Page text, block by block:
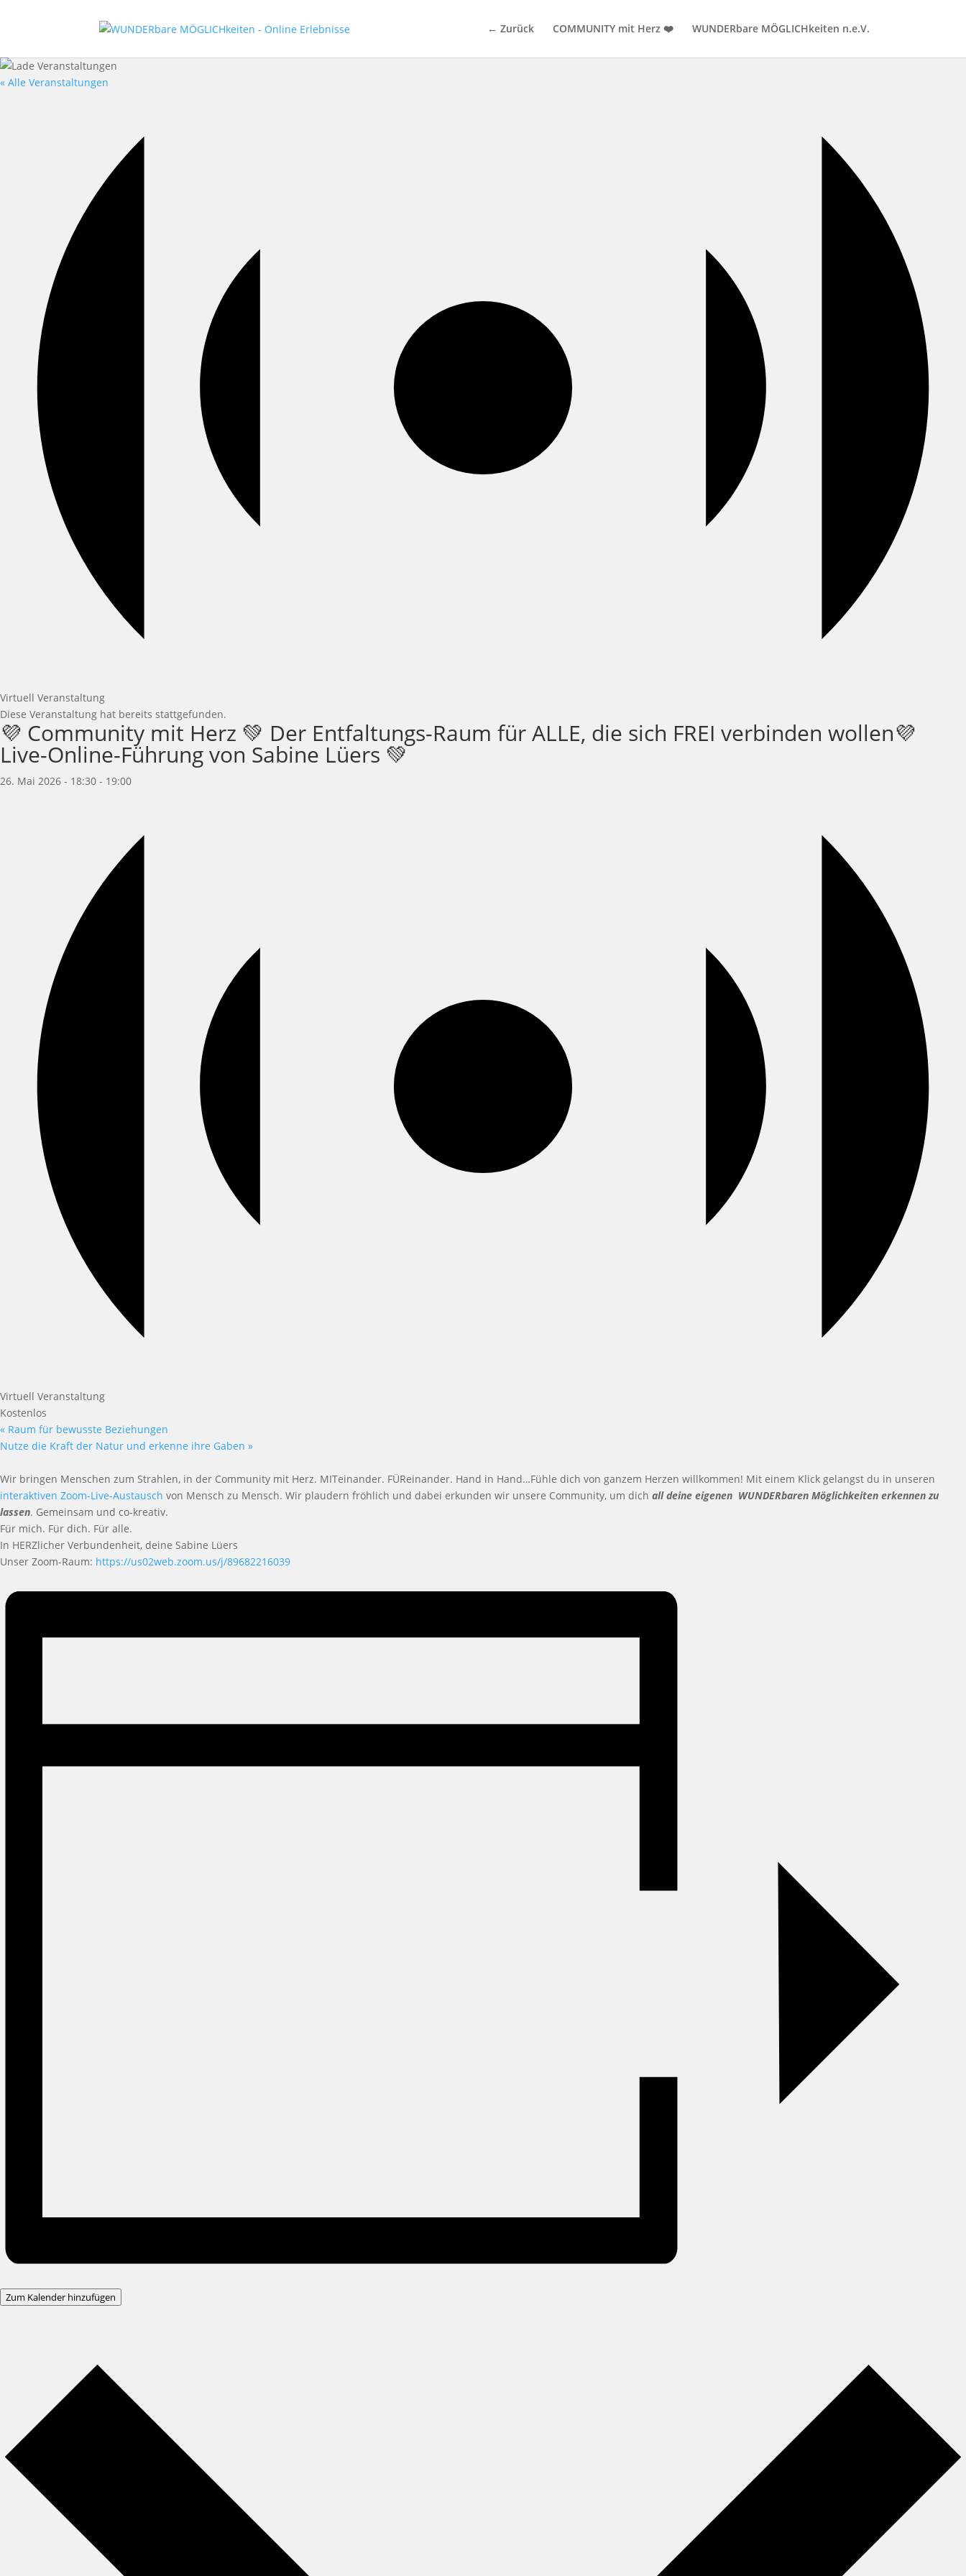
← Zurück COMMUNITY mit Herz ❤️ WUNDERbare MÖGLICHkeiten n.e.V.
« Alle Veranstaltungen
Virtuell Veranstaltung
Diese Veranstaltung hat bereits stattgefunden.
💜 Community mit Herz 💚 Der Entfaltungs-Raum für ALLE, die sich FREI verbinden wollen💜
Live-Online-Führung von Sabine Lüers 💚
26. Mai 2026 - 18:30 - 19:00
Virtuell Veranstaltung
Kostenlos
« Raum für bewusste Beziehungen
Nutze die Kraft der Natur und erkenne ihre Gaben »
Wir bringen Menschen zum Strahlen, in der Community mit Herz. MITeinander. FÜReinander. Hand in Hand…Fühle dich von ganzem Herzen willkommen! Mit einem Klick gelangst du in unseren
interaktiven Zoom-Live-Austausch von Mensch zu Mensch. Wir plaudern fröhlich und dabei erkunden wir unsere Community, um dich all deine eigenen WUNDERbaren Möglichkeiten erkennen zu
lassen. Gemeinsam und co-kreativ.
Für mich. Für dich. Für alle.
In HERZlicher Verbundenheit, deine Sabine Lüers
Unser Zoom-Raum: https://us02web.zoom.us/j/89682216039
Zum Kalender hinzufügen